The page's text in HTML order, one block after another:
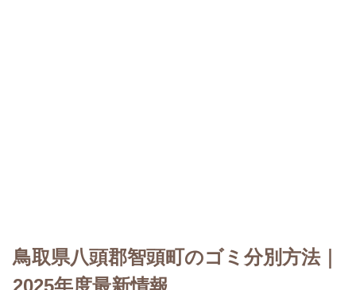
鳥取県八頭郡智頭町のゴミ分別方法｜
2025年度最新情報